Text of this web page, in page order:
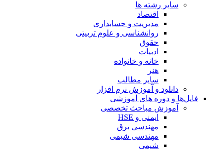
سایر رشته ها
اقتصاد
مدیریت و حسابداری
روانشناسی و علوم تربیتی
حقوق
ادبیات
خانه و خانواده
هنر
سایر مطالب
دانلود و آموزش نرم افزار
فایل‌ها و دوره های آموزشی
آموزش مباحث تخصصی
ایمنی و HSE
مهندسی برق
مهندسی شیمی
شیمی